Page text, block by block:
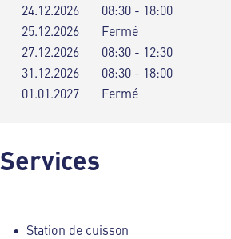
24.12.2026
08:30 - 18:00
25.12.2026
Fermé
27.12.2026
08:30 - 12:30
31.12.2026
08:30 - 18:00
01.01.2027
Fermé
Services
Station de cuisson